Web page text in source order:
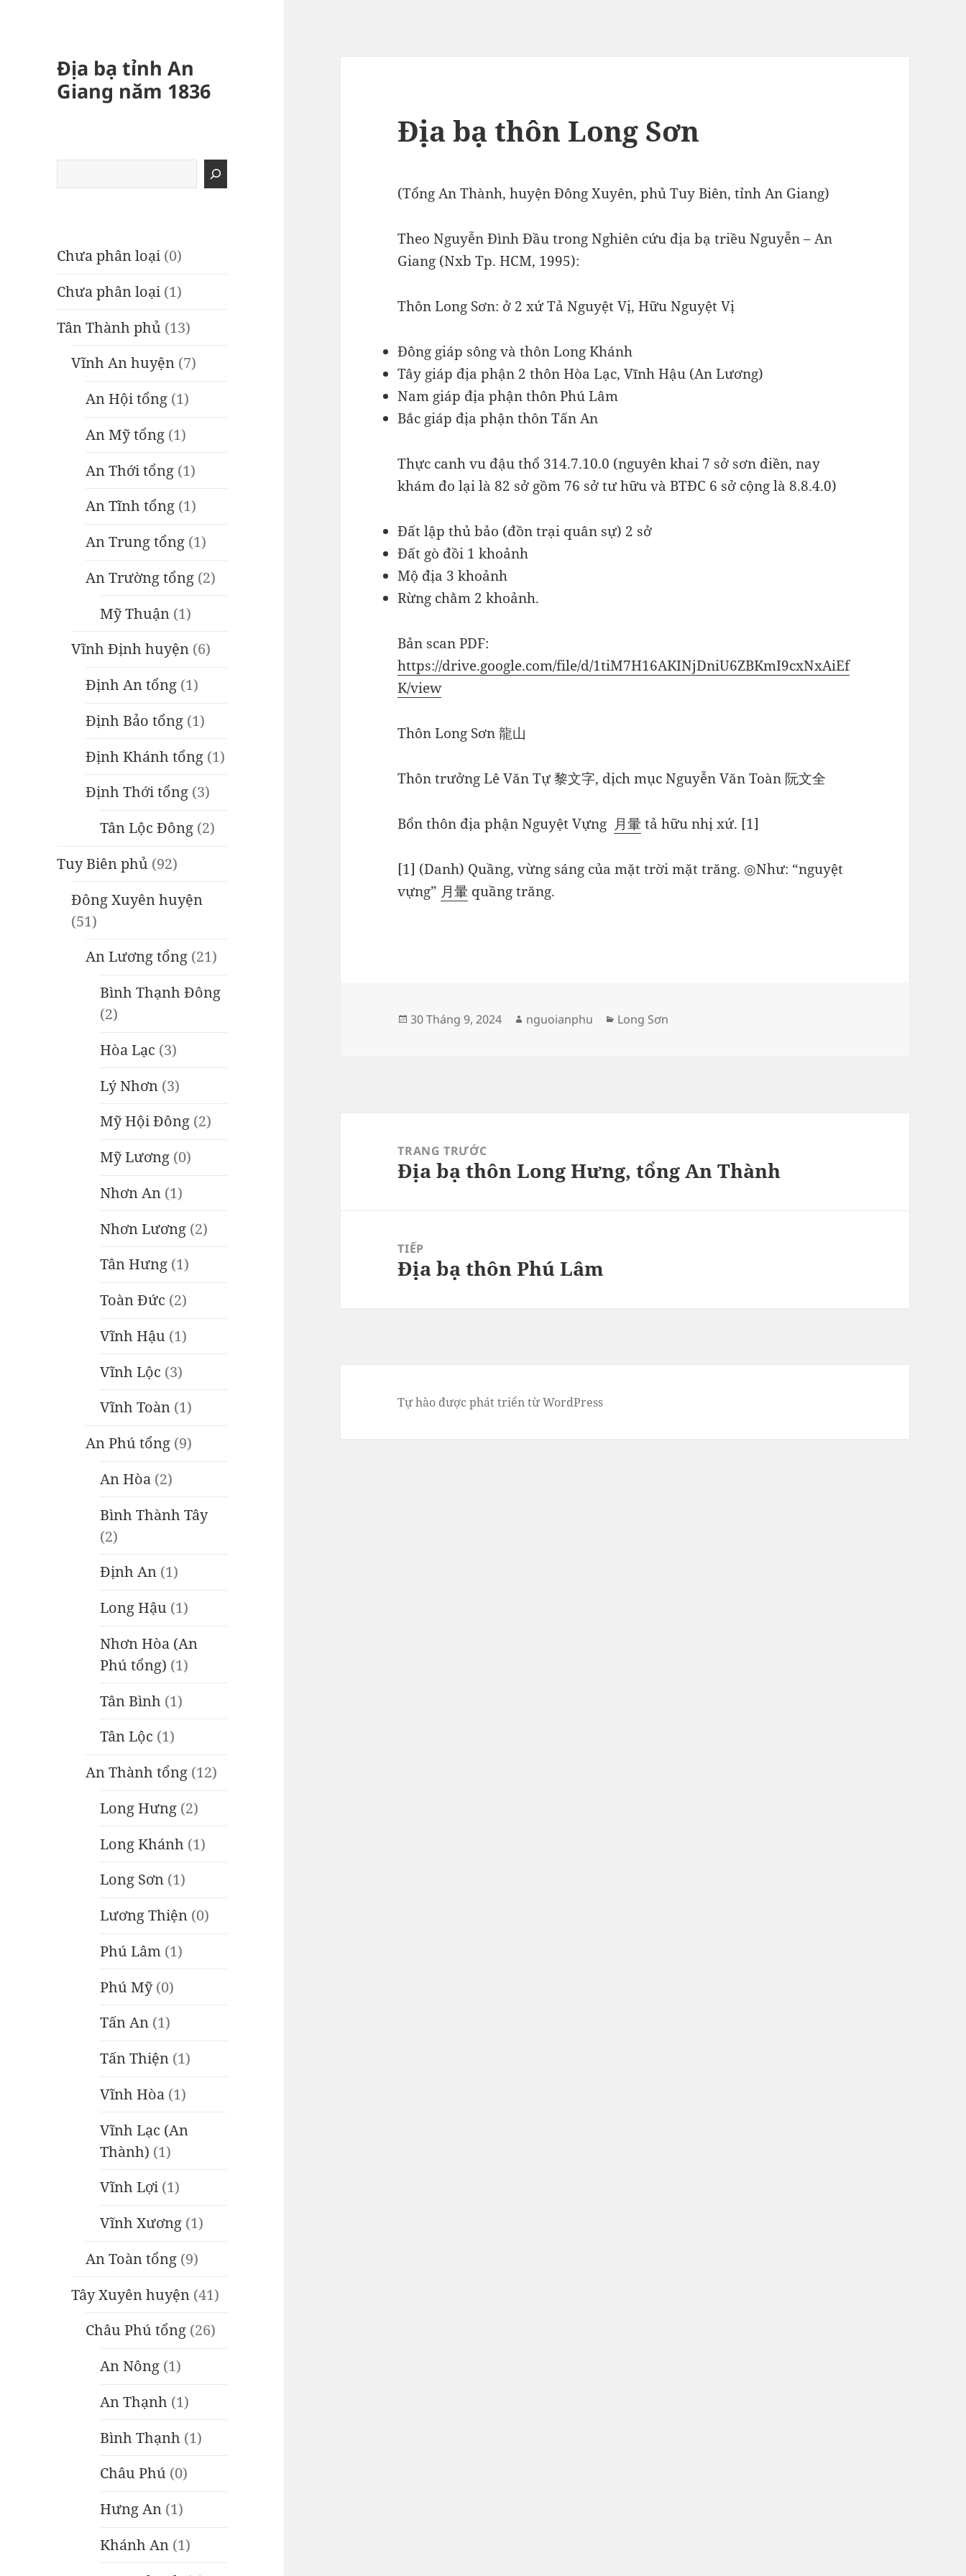
Địa bạ tỉnh An
Giang năm 1836
kiếm
Chưa phân loại(0)
Chưa phân loại(1)
Tân Thành phủ (13)
Vĩnh An huyện (7)
An Hội tổng (1)
An Mỹ tổng (1)
An Thới tổng (1)
An Tĩnh tổng (1)
An Trung tổng (1)
An Trường tổng (2)
Mỹ Thuận (1)
Vĩnh Định huyện (6)
Định An tổng (1)
Định Bảo tổng (1)
Định Khánh tổng (1)
Định Thới tổng (3)
Tân Lộc Đông (2)
Tuy Biên phủ (92)
Đông Xuyên huyện
(51)
An Lương tổng (21)
Bình Thạnh Đông
(2)
Hòa Lạc (3)
Lý Nhơn (3)
Mỹ Hội Đông (2)
Mỹ Lương (0)
Nhơn An (1)
Nhơn Lương (2)
Tân Hưng (1)
Toàn Đức (2)
Vĩnh Hậu (1)
Vĩnh Lộc (3)
Vĩnh Toàn (1)
An Phú tổng (9)
An Hòa (2)
Bình Thành Tây
(2)
Định An (1)
Long Hậu (1)
Nhơn Hòa (An
Phú tổng) (1)
Tân Bình (1)
Tân Lộc (1)
An Thành tổng (12)
Long Hưng (2)
Long Khánh (1)
Long Sơn (1)
Lương Thiện (0)
Phú Lâm (1)
Phú Mỹ(0)
Tấn An (1)
Tấn Thiện (1)
Vĩnh Hòa (1)
Vĩnh Lạc (An
Thành) (1)
Vĩnh Lợi(1)
Vĩnh Xương (1)
An Toàn tổng (9)
Tây Xuyên huyện (41)
Châu Phú tổng (26)
An Nông (1)
An Thạnh (1)
Bình Thạnh (1)
Châu Phú (0)
Hưng An (1)
Khánh An (1)
Địa bạ thôn Long Sơn
(Tổng An Thành, huyện Đông Xuyên, phủ Tuy Biên, tỉnh An Giang)
Theo Nguyễn Đình Đầu trong Nghiên cứu địa bạ triều Nguyễn – An
Giang (Nxb Tp. HCM, 1995):
Thôn Long Sơn: ở 2 xứ Tả Nguyệt Vị, Hữu Nguyệt Vị
Đông giáp sông và thôn Long Khánh
Tây giáp địa phận 2 thôn Hòa Lạc, Vĩnh Hậu (An Lương)
Nam giáp địa phận thôn Phú Lâm
Bắc giáp địa phận thôn Tấn An
Thực canh vu đậu thổ 314.7.10.0 (nguyên khai 7 sở sơn điền, nay
khám đo lại là 82 sở gồm 76 sở tư hữu và BTĐC 6 sở cộng là 8.8.4.0)
Đất lập thủ bảo (đồn trại quân sự) 2 sở
Đất gò đồi 1 khoảnh
Mộ địa 3 khoảnh
Rừng chằm 2 khoảnh.
Bản scan PDF:
https://drive.google.com/file/d/1tiM7H16AKINjDniU6ZBKmI9cxNxAiEf
K/view
Thôn Long Sơn 龍山
Thôn trưởng Lê Văn Tự 黎文字, dịch mục Nguyễn Văn Toàn 阮文全
Bổn thôn địa phận Nguyệt Vựng 月暈 tả hữu nhị xứ. [1]
[1] (Danh) Quầng, vừng sáng của mặt trời mặt trăng. ◎Như: “nguyệt
vựng” 月暈 quầng trăng.
Đăng
30 Tháng 9, 2024
Tác
nguoianphu
Danh
Long Sơn
TRANG TRƯỚC
Bài
Địa bạ thôn Long Hưng, tổng An Thành
TIẾP
Bài
Địa bạ thôn Phú Lâm
Tự hào được phát triển từ WordPress